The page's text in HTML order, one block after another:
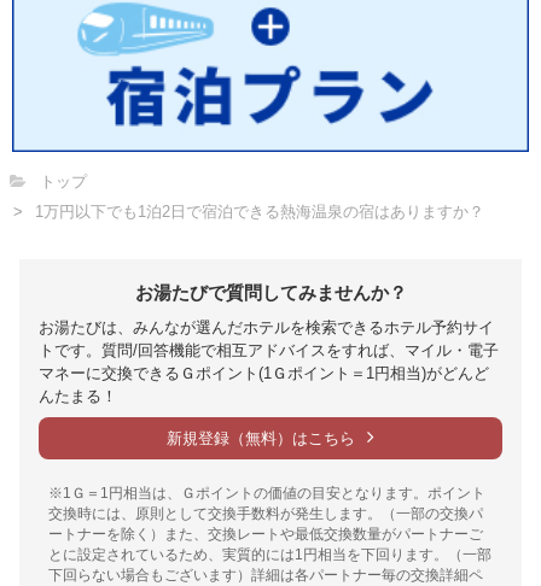
トップ
1万円以下でも1泊2日で宿泊できる熱海温泉の宿はありますか？
お湯たびで質問してみませんか？
お湯たびは、みんなが選んだホテルを検索できるホテル予約サイ
トです。質問/回答機能で相互アドバイスをすれば、マイル・電子
マネーに交換できるＧポイント(1Ｇポイント＝1円相当)がどんど
んたまる！
新規登録（無料）はこちら
※1Ｇ＝1円相当は、Ｇポイントの価値の目安となります。ポイント
交換時には、原則として交換手数料が発生します。（一部の交換パ
ートナーを除く）また、交換レートや最低交換数量がパートナーご
とに設定されているため、実質的には1円相当を下回ります。（一部
下回らない場合もございます）詳細は各パートナー毎の交換詳細ペ